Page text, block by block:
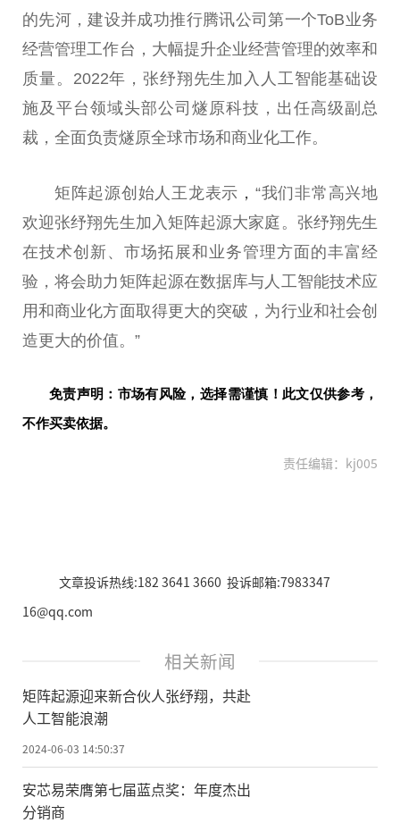
的先河，建设并成功推行腾讯公司第一个ToB业务
经营管理工作台，大幅提升企业经营管理的效率和
质量。2022年，张纾翔先生加入人工智能基础设
施及平台领域头部公司燧原科技，出任高级副总
裁，全面负责燧原全球市场和商业化工作。
矩阵起源创始人王龙表示 ， “我们非常高兴地
欢迎张纾翔先生加入矩阵起源大家庭。张纾翔先生
在技术创新、市场拓展和业务管理方面的丰富经
验，将会助力矩阵起源在数据库与人工智能技术应
用和商业化方面取得更大的突破，为行业和社会创
造更大的价值。”
免责声明：市场有风险，选择需谨慎！此文仅供参考，
不作买卖依据。
责任编辑：kj005
文章投诉热线:182 3641 3660 投诉邮箱:7983347
16@qq.com
相关新闻
矩阵起源迎来新合伙人张纾翔，共赴
人工智能浪潮
2024-06-03 14:50:37
安芯易荣膺第七届蓝点奖：年度杰出
分销商